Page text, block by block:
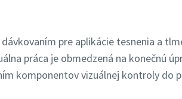
pre aplikácie tesnenia a
práca je obmedzená na konečnú
komponentov vizuálnej kontroly do